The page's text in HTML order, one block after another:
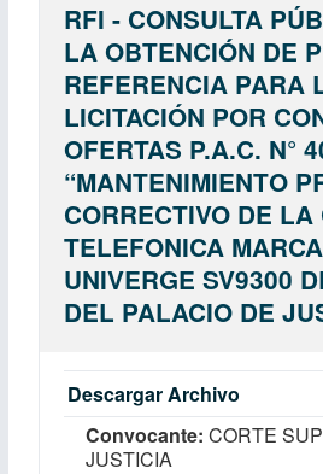
RFI - CONSULTA
LA OBTENCIÓN DE
REFERENCIA PARA
LICITACIÓN POR
OFERTAS P.A.C. N°
“MANTENIMIENTO
CORRECTIVO DE
TELEFONICA
UNIVERGE SV9300
DEL PALACIO DE
Descargar Archivo
Convocante CORTE
JUSTICIA